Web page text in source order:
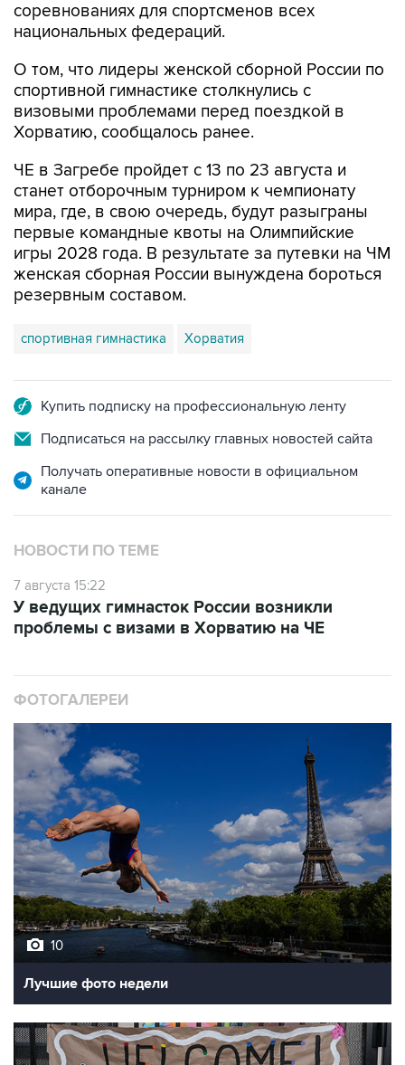
соревнованиях для спортсменов всех
национальных федераций.
О том, что лидеры женской сборной России по
спортивной гимнастике столкнулись с
визовыми проблемами перед поездкой в
Хорватию, сообщалось ранее.
ЧЕ в Загребе пройдет с 13 по 23 августа и
станет отборочным турниром к чемпионату
мира, где, в свою очередь, будут разыграны
первые командные квоты на Олимпийские
игры 2028 года. В результате за путевки на ЧМ
женская сборная России вынуждена бороться
резервным составом.
спортивная гимнастика Хорватия
Купить подписку на профессиональную ленту
Подписаться на рассылку главных новостей сайта
Получать оперативные новости в официальном
канале
НОВОСТИ ПО ТЕМЕ
7 августа 15:22
У ведущих гимнасток России возникли
проблемы с визами в Хорватию на ЧЕ
ФОТОГАЛЕРЕИ
10
Лучшие фото недели